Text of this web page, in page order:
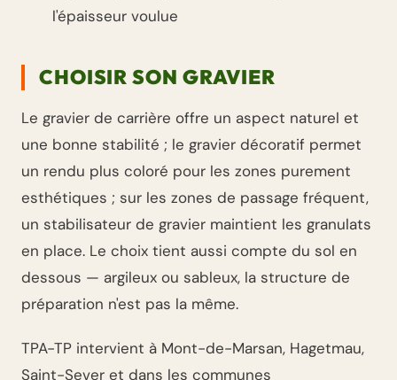
l'épaisseur voulue
CHOISIR SON GRAVIER
Le gravier de carrière offre un aspect naturel et
une bonne stabilité ; le gravier décoratif permet
un rendu plus coloré pour les zones purement
esthétiques ; sur les zones de passage fréquent,
un stabilisateur de gravier maintient les granulats
en place. Le choix tient aussi compte du sol en
dessous — argileux ou sableux, la structure de
préparation n'est pas la même.
TPA-TP intervient à Mont-de-Marsan, Hagetmau,
Saint-Sever et dans les communes